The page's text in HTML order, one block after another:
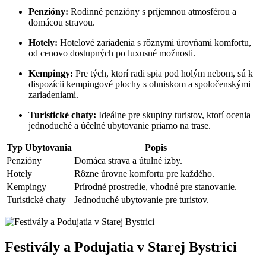
Penzióny: Rodinné penzióny s príjemnou atmosférou a
domácou stravou.
Hotely: Hotelové zariadenia s rôznymi úrovňami komfortu,
od cenovo dostupných po luxusné možnosti.
Kempingy: Pre tých, ktorí radi spia pod holým nebom, sú k
dispozícii kempingové plochy s ohniskom a spoločenskými
zariadeniami.
Turistické chaty: Ideálne pre skupiny turistov, ktorí ocenia
jednoduché a účelné ubytovanie priamo na trase.
Typ Ubytovania
Popis
Penzióny
Domáca strava a útulné izby.
Hotely
Rôzne úrovne komfortu pre každého.
Kempingy
Prírodné prostredie, vhodné pre stanovanie.
Turistické chaty
Jednoduché ubytovanie pre turistov.
Festivály a Podujatia v Starej Bystrici